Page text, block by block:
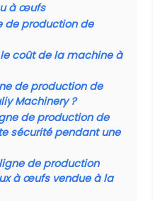
à œufs
de production de
coût de la machine à
de production de
Machinery ?
de production de
sécurité pendant une
de production
à œufs vendue à la